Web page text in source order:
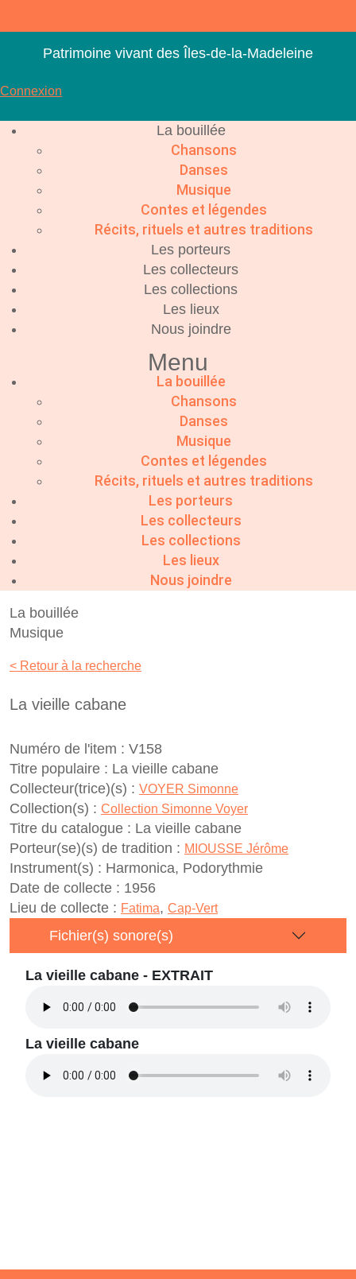
contenu
Patrimoine vivant des Îles-de-la-Madeleine
Connexion
La bouillée
Chansons
Danses
Musique
Contes et légendes
Récits, rituels et autres traditions
Les porteurs
Les collecteurs
Les collections
Les lieux
Nous joindre
Menu
La bouillée
Chansons
Danses
Musique
Contes et légendes
Récits, rituels et autres traditions
Les porteurs
Les collecteurs
Les collections
Les lieux
Nous joindre
La bouillée
Musique
< Retour à la recherche
La vieille cabane
Numéro de l'item : V158
Titre populaire : La vieille cabane
Collecteur(trice)(s) : VOYER Simonne
Collection(s) : Collection Simonne Voyer
Titre du catalogue : La vieille cabane
Porteur(se)(s) de tradition : MIOUSSE Jérôme
Instrument(s) : Harmonica, Podorythmie
Date de collecte : 1956
Lieu de collecte : Fatima, Cap-Vert
Fichier(s) sonore(s)
La vieille cabane - EXTRAIT
La vieille cabane